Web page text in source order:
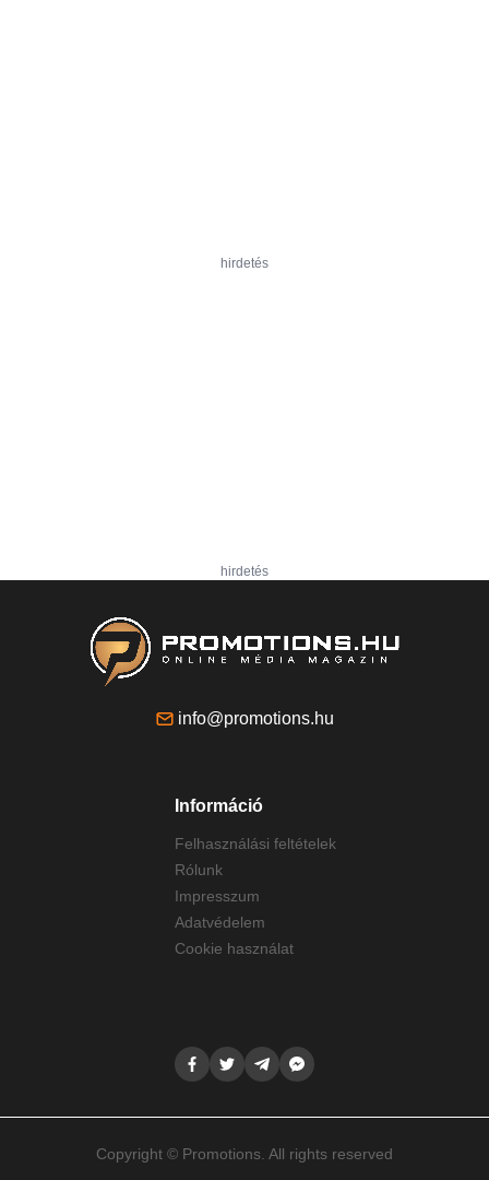
hirdetés
hirdetés
info@promotions.hu
Információ
Felhasználási feltételek
Rólunk
Impresszum
Adatvédelem
Cookie használat
Copyright © Promotions. All rights reserved